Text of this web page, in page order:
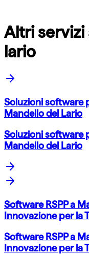
Altri
lario
Soluzioni software
Mandello del Lario
Soluzioni software
Mandello del Lario
Software RSPP a
Innovazione per la
Software RSPP a
Innovazione per la